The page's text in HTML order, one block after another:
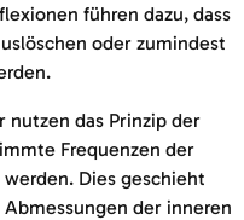
führen dazu, dass
oder zumindest
nutzen das Prinzip der
Frequenzen der
Dies geschieht
der inneren